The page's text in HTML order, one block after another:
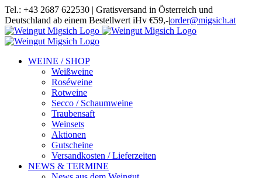
Skip
to
content
Tel.: +43 2687 622530 | Gratisversand in Österreich und
Deutschland ab einem Bestellwert iHv €59,-|order@migsich.at
Facebook
Instagram
WEINE / SHOP
Weißweine
Roséweine
Rotweine
Secco / Schaumweine
Traubensaft
Weinsets
Aktionen
Gutscheine
Versandkosten / Lieferzeiten
NEWS & TERMINE